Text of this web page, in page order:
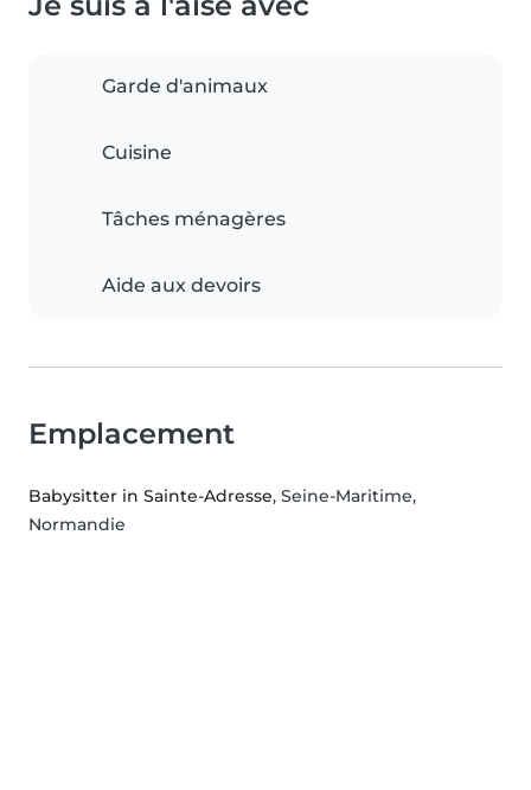
Garde d'animaux
Cuisine
Tâches ménagères
Aide aux devoirs
Emplacement
Babysitter in Sainte-Adresse, Seine-Maritime,
Normandie